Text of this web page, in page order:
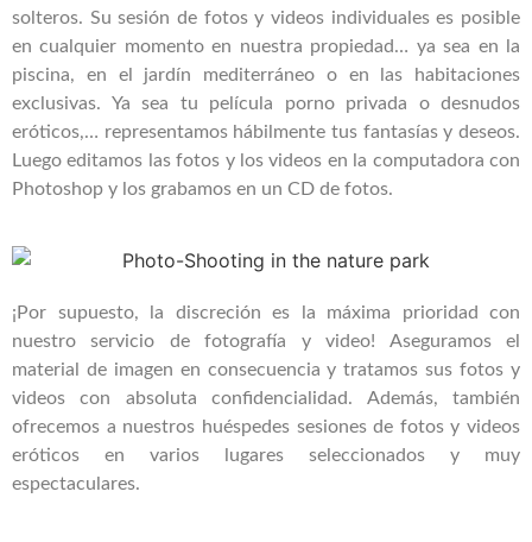
solteros. Su sesión de fotos y videos individuales es posible
en cualquier momento en nuestra propiedad… ya sea en la
piscina, en el jardín mediterráneo o en las habitaciones
exclusivas. Ya sea tu película porno privada o desnudos
eróticos,… representamos hábilmente tus fantasías y deseos.
Luego editamos las fotos y los videos en la computadora con
Photoshop y los grabamos en un CD de fotos.
¡Por supuesto, la discreción es la máxima prioridad con
nuestro servicio de fotografía y video! Aseguramos el
material de imagen en consecuencia y tratamos sus fotos y
videos con absoluta confidencialidad. Además, también
ofrecemos a nuestros huéspedes sesiones de fotos y videos
eróticos en varios lugares seleccionados y muy
espectaculares.